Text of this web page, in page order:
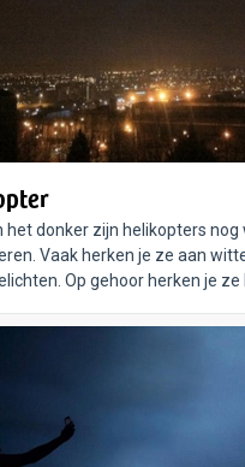
het donker zijn helikopters nog
Vaak herken je ze aan
Op gehoor herken je ze